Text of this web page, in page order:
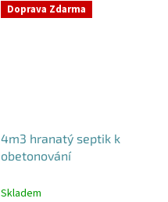
přítoku a odtoku...
Doprava Zdarma
4m3 hranatý septik k
obetonování
Skladem